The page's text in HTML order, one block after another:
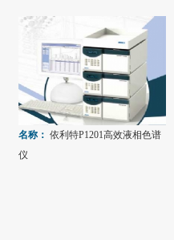
名称： 依利特P1201高效液相色谱
仪